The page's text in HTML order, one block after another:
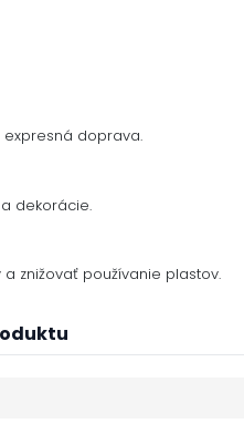
expresná doprava.
dekorácie.
znižovať používanie plastov.